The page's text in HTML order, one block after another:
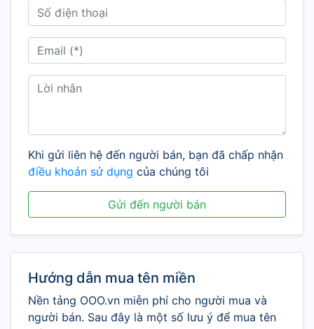
Khi gửi liên hệ đến người bán, bạn đã chấp nhận
điều khoản sử dụng của chúng tôi
Gửi đến người bán
Hướng dẫn mua tên miền
Nền tảng OOO.vn miễn phí cho người mua và
người bán. Sau đây là một số lưu ý để mua tên